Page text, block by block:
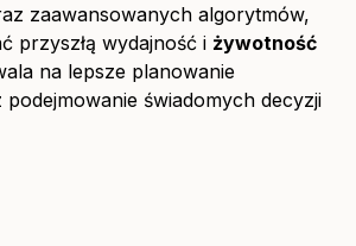
zaawansowanych algorytmów,
przyszłą wydajność i żywotność
na lepsze planowanie
świadomych decyzji